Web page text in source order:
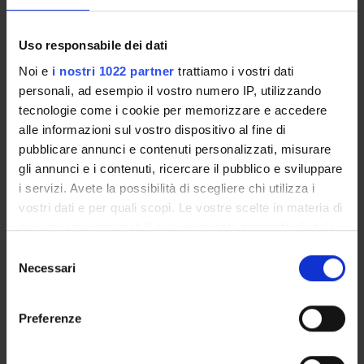
Uso responsabile dei dati
Noi e i nostri 1022 partner trattiamo i vostri dati
personali, ad esempio il vostro numero IP, utilizzando
tecnologie come i cookie per memorizzare e accedere
alle informazioni sul vostro dispositivo al fine di
pubblicare annunci e contenuti personalizzati, misurare
gli annunci e i contenuti, ricercare il pubblico e sviluppare
i servizi. Avete la possibilità di scegliere chi utilizza i
vostri dati e per quali scopi. Le vostre scelte in materia di
privacy sono applicabili solo su questa proprietà digitale
modificare o revocare il proprio consenso in qualsiasi
momento dalla Dichiarazione sui cookie o facendo clic
delNecessari
Preferenze
ORGANIZZAZIONE
GOVERNANCE
COMMISSIONI